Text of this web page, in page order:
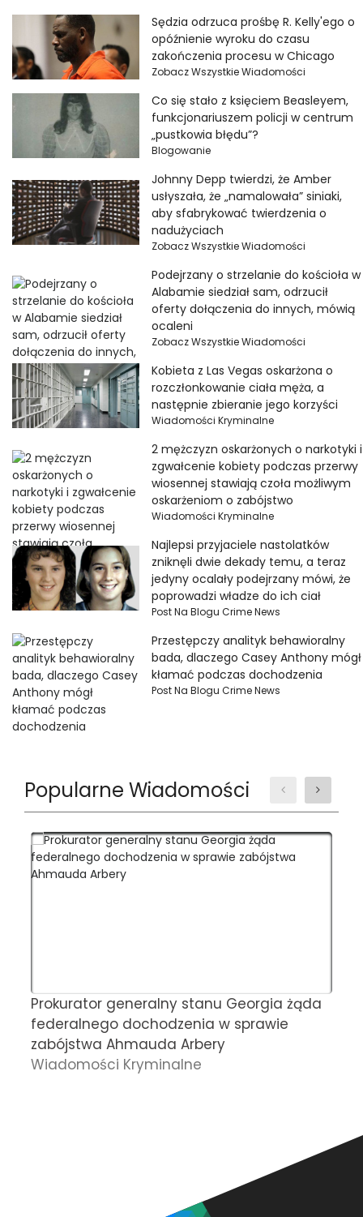
Sędzia odrzuca prośbę R. Kelly'ego o
opóźnienie wyroku do czasu
zakończenia procesu w Chicago
Zobacz Wszystkie Wiadomości
Co się stało z księciem Beasleyem,
funkcjonariuszem policji w centrum
„pustkowia błędu”?
Blogowanie
Johnny Depp twierdzi, że Amber
usłyszała, że ​​„namalowała” siniaki,
aby sfabrykować twierdzenia o
nadużyciach
Zobacz Wszystkie Wiadomości
Podejrzany o strzelanie do kościoła w
Alabamie siedział sam, odrzucił
oferty dołączenia do innych, mówią
ocaleni
Zobacz Wszystkie Wiadomości
Kobieta z Las Vegas oskarżona o
rozczłonkowanie ciała męża, a
następnie zbieranie jego korzyści
Wiadomości Kryminalne
2 mężczyzn oskarżonych o narkotyki i
zgwałcenie kobiety podczas przerwy
wiosennej stawiają czoła możliwym
oskarżeniom o zabójstwo
Wiadomości Kryminalne
Najlepsi przyjaciele nastolatków
zniknęli dwie dekady temu, a teraz
jedyny ocalały podejrzany mówi, że
poprowadzi władze do ich ciał
Post Na Blogu Crime News
Przestępczy analityk behawioralny
bada, dlaczego Casey Anthony mógł
kłamać podczas dochodzenia
Post Na Blogu Crime News
Popularne Wiadomości
Prokurator generalny stanu Georgia żąda
federalnego dochodzenia w sprawie
zabójstwa Ahmauda Arbery
Wiadomości Kryminalne